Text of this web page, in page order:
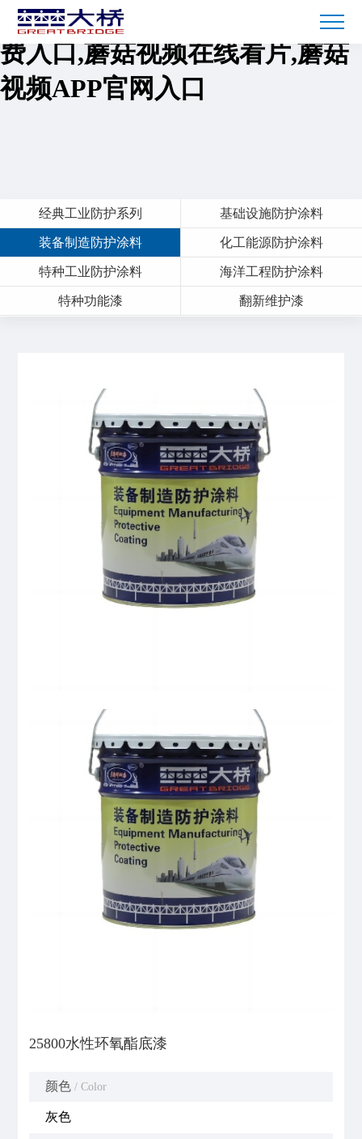
蘑菇短视频免费下载,蘑菇TV免
费入口,蘑菇视频在线看片,蘑菇
视频APP官网入口
经典工业防护系列 基础设施防护涂料
装备制造防护涂料 化工能源防护涂料
特种工业防护涂料 海洋工程防护涂料
特种功能漆 翻新维护漆
25800水性环氧酯底漆
颜色 / Color
灰色